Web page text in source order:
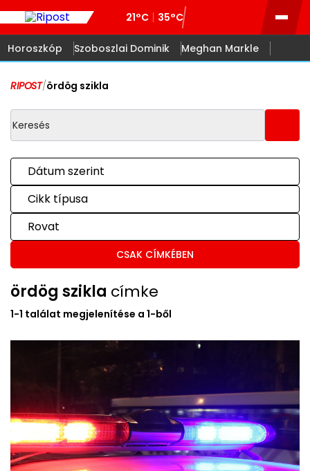
21°C 35°C
Horoszkóp Szoboszlai Dominik Meghan Markle
RIPOST/ördög szikla
Dátum szerint
Cikk típusa
Rovat
CSAK CÍMKÉBEN
ördög szikla címke
1-1 találat megjelenítése a 1-ből